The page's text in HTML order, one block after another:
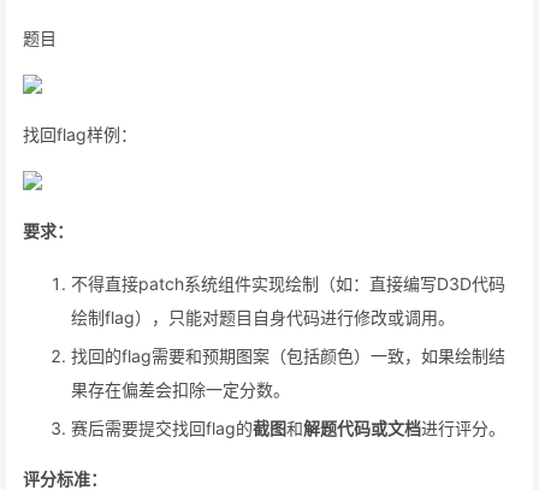
题目
找回flag样例：
要求：
不得直接patch系统组件实现绘制（如：直接编写D3D代码
绘制flag），只能对题目自身代码进行修改或调用。
找回的flag需要和预期图案（包括颜色）一致，如果绘制结
果存在偏差会扣除一定分数。
赛后需要提交找回flag的截图和解题代码或文档进行评分。
评分标准：